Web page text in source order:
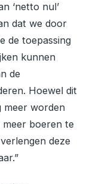
‘netto nul’
dat we door
de toepassing
kunnen
de
Hoewel dit
meer worden
meer boeren te
deze